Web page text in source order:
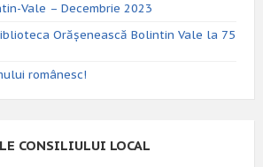
Vale – Decembrie 2023
Orăşenească Bolintin Vale la 75
românesc!
CONSILIULUI LOCAL